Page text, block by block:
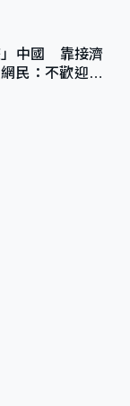
」中國 靠接濟
民：不歡迎劣